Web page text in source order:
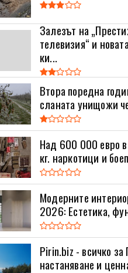
Залезът на
телевизия“ и
ки...
Втора поредна
сланата унищожи
Над 600 000 евро
кг. наркотици и
Модерните
2026: Естетика,
Pirin.biz - всичко
настаняване и